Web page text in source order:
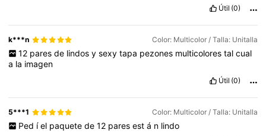
Útil (0)
k***n Color: Multicolor / Talla: Unitalla
12 pares de lindos y sexy tapa pezones multicolores tal cual
a la imagen
Útil (0)
5***1 Color: Multicolor / Talla: Unitalla
Ped íel paquete de 12 pares est á n lindo